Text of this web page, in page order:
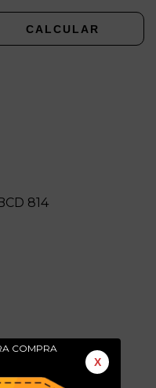
COMPRA
X
ALTERAR CEP
CALCULAR
814